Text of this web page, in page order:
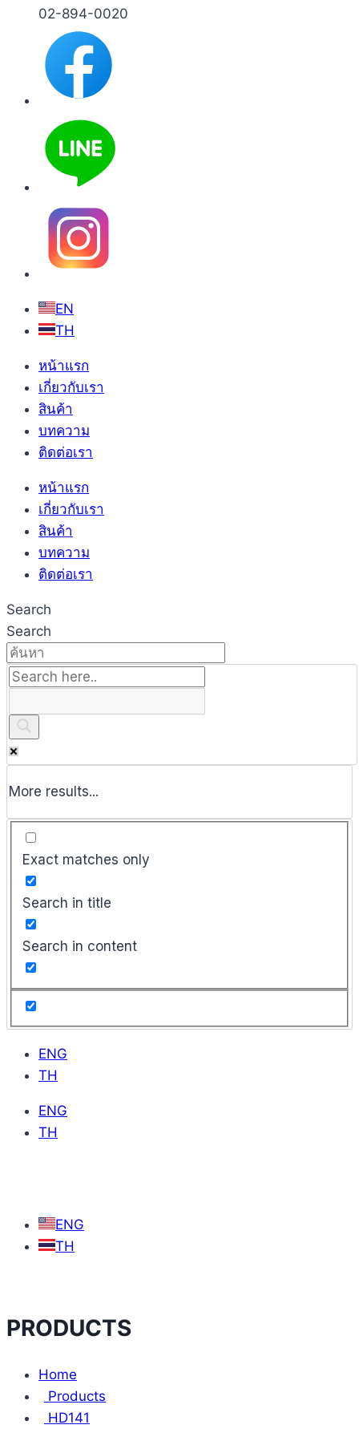
02-894-0020
EN
TH
หน้าแรก
เกี่ยวกับเรา
สินค้า
บทความ
ติดต่อเรา
หน้าแรก
เกี่ยวกับเรา
สินค้า
บทความ
ติดต่อเรา
Search
Search
More results...
Exact matches only
Search in title
Search in content
ENG
TH
ENG
TH
ENG
TH
PRODUCTS
Home
Products
HD141